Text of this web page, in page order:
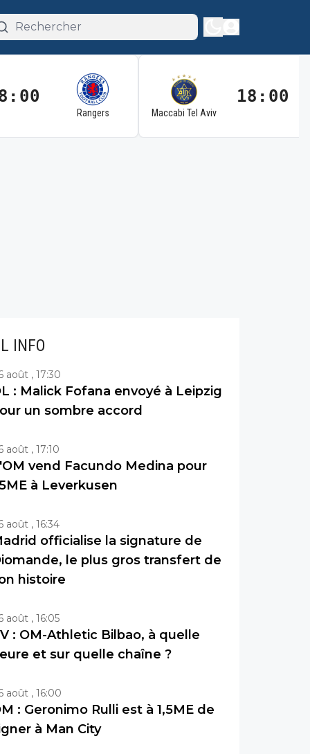
Rangers Maccabi Tel Aviv
18:00
INFO
août , 17:30
: Malick Fofana envoyé à Leipzig
un sombre accord
août , 17:10
vend Facundo Medina pour
à Leverkusen
août , 16:34
officialise la signature de
le plus gros transfert de
histoire
août , 16:05
: OM-Athletic Bilbao, à quelle
et sur quelle chaîne ?
août , 16:00
: Geronimo Rulli est à 1,5ME de
à Man City